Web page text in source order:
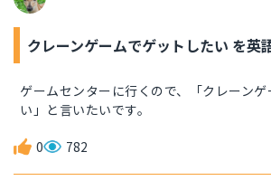
クレーンゲームでゲットしたい を英
ゲームセンターに行くので、「クレーン
い」と言いたいです。
0 782